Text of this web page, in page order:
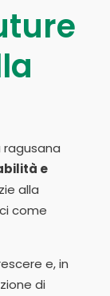
e
alla
come
e, in
di